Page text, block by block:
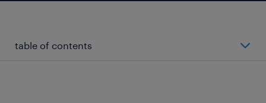
table of contents